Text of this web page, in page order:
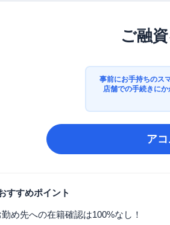
ご融
事前にお手持ちのス
店舗での手続きに
ア
すすめポイント
勤め先への在籍確認は100%なし！